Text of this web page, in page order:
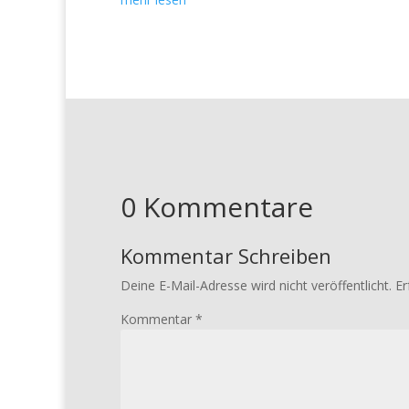
0 Kommentare
Kommentar Schreiben
Deine E-Mail-Adresse wird nicht veröffentlicht.
Kommentar *